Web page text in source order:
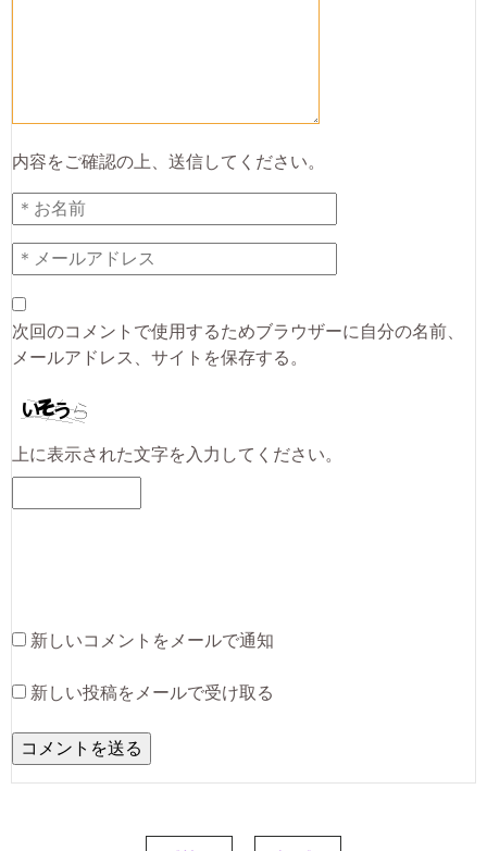
内容をご確認の上、送信してください。
次回のコメントで使用するためブラウザーに自分の名前、
メールアドレス、サイトを保存する。
上に表示された文字を入力してください。
新しいコメントをメールで通知
新しい投稿をメールで受け取る